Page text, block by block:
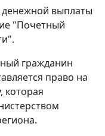
выплаты
"Почетный
гражданин
право на
которая